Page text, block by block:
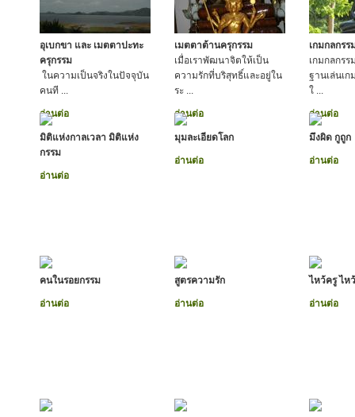
อุเบกขา และ เมตตาปะทะ
ครุกรรม
ในความเป็นจริงในปัจจุบัน
คนที ...
อ่านต่อ
เมตตาต้านครุกรรม
เมื่อเราพัฒนาจิตให้เป็น
ความรักที่บริสุทธิ์และอยู่ใน
ระ ...
อ่านต่อ
เกมกลกรร
เกมกลกร
ฐานเล่นเ
ใ ...
อ่านต่อ
มิติแห่งกาลเวลา มิติแห่ง
กรรม
อ่านต่อ
มุมละเอียดโลก
อ่านต่อ
มึงผิด กูถูก
อ่านต่อ
คนในรอยกรรม
อ่านต่อ
สูตรความรัก
อ่านต่อ
ไหว้ครู ไห
อ่านต่อ